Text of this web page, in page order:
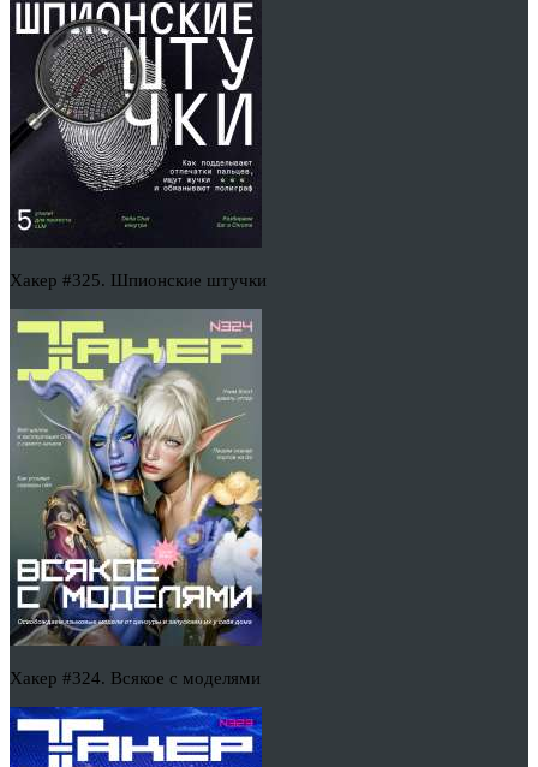
Хакер #325. Шпионские штучки
Хакер #324. Всякое с моделями